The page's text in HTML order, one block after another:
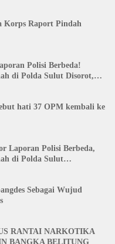
Korps Raport Pindah
Polisi Berbeda!
di Polda Sulut Disorot,
hati 37 OPM kembali ke
Laporan Polisi Berbeda,
di Polda Sulut
Sebagai Wujud
RANTAI NARKOTIKA
BANGKA BELITUNG